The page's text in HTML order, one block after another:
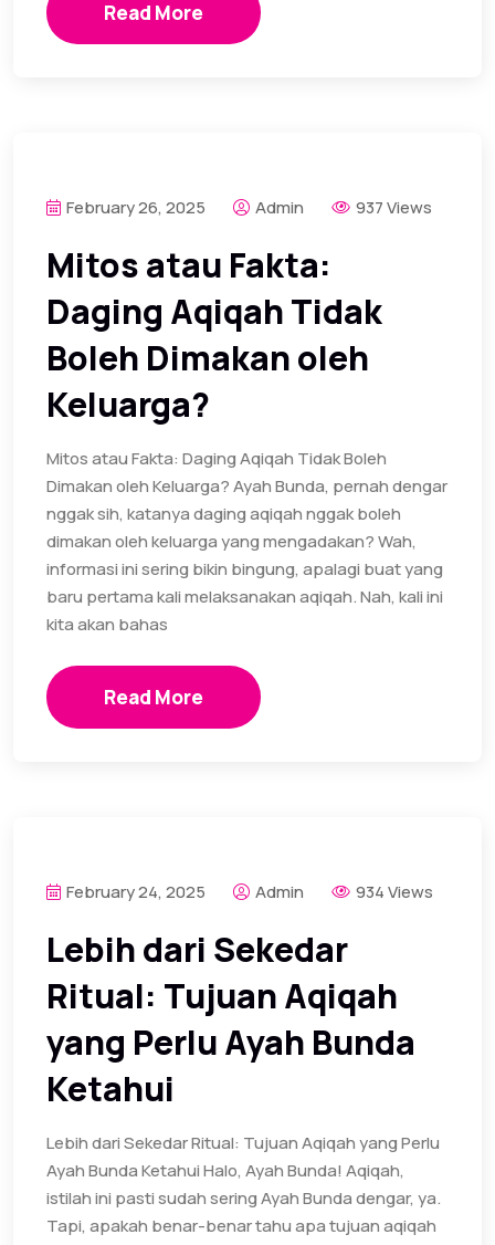
Read More
February 26, 2025 Admin 937 Views
Mitos atau Fakta:
Daging Aqiqah Tidak
Boleh Dimakan oleh
Keluarga?
Mitos atau Fakta: Daging Aqiqah Tidak Boleh
Dimakan oleh Keluarga? Ayah Bunda, pernah dengar
nggak sih, katanya daging aqiqah nggak boleh
dimakan oleh keluarga yang mengadakan? Wah,
informasi ini sering bikin bingung, apalagi buat yang
baru pertama kali melaksanakan aqiqah. Nah, kali ini
kita akan bahas
Read More
February 24, 2025 Admin 934 Views
Lebih dari Sekedar
Ritual: Tujuan Aqiqah
yang Perlu Ayah Bunda
Ketahui
Lebih dari Sekedar Ritual: Tujuan Aqiqah yang Perlu
Ayah Bunda Ketahui Halo, Ayah Bunda! Aqiqah,
istilah ini pasti sudah sering Ayah Bunda dengar, ya.
Tapi, apakah benar-benar tahu apa tujuan aqiqah